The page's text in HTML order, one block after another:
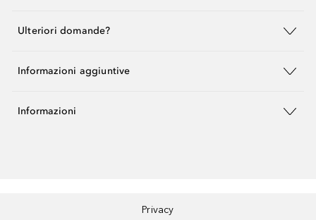
Ulteriori domande?
Informazioni aggiuntive
Informazioni
Privacy